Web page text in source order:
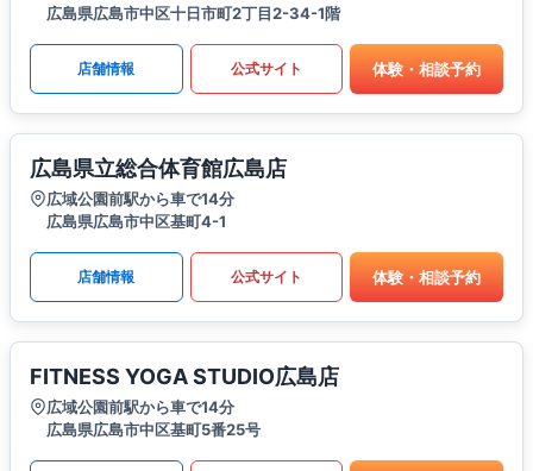
広島県広島市中区十日市町2丁目2-34-1階
店舗情報 公式サイト 体験・相談予約
広島県立総合体育館広島店
広域公園前駅から車で14分
広島県広島市中区基町4-1
店舗情報 公式サイト 体験・相談予約
FITNESS YOGA STUDIO広島店
広域公園前駅から車で14分
広島県広島市中区基町5番25号